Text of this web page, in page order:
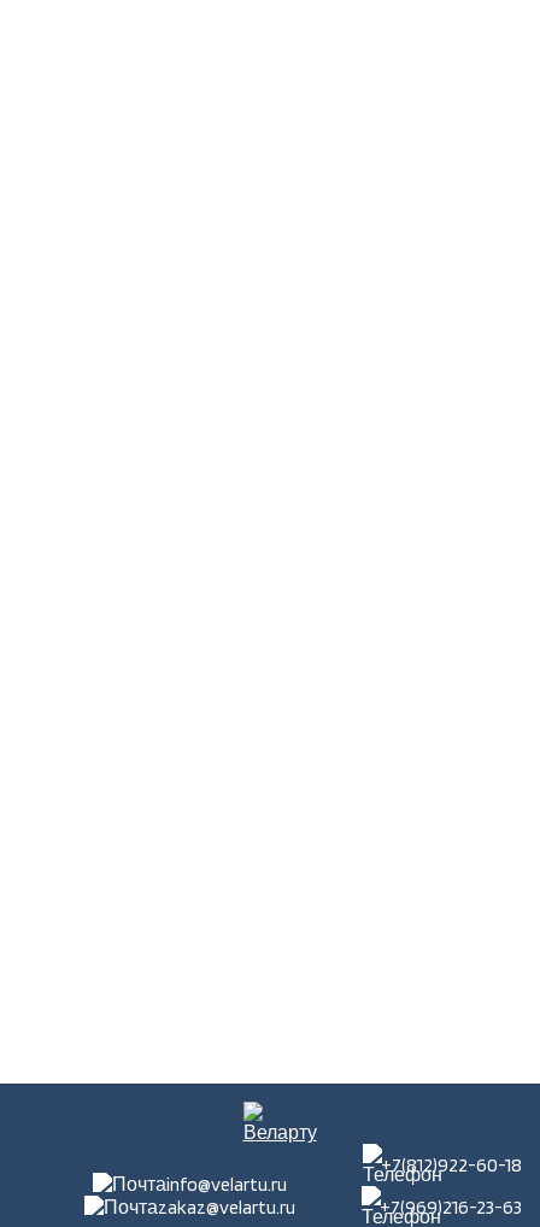
info@velartu.ru
zakaz@velartu.ru
+7(812)922-60-18
+7(969)216-23-63